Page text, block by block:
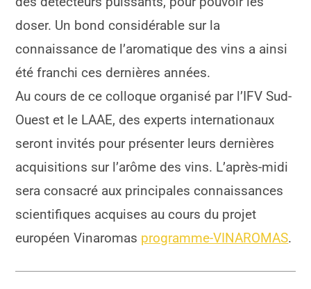
doser. Un bond considérable sur la
connaissance de l’aromatique des vins a ainsi
été franchi ces dernières années.
Au cours de ce colloque organisé par l’IFV Sud-
Ouest et le LAAE, des experts internationaux
seront invités pour présenter leurs dernières
acquisitions sur l’arôme des vins. L’après-midi
sera consacré aux principales connaissances
scientifiques acquises au cours du projet
européen Vinaromas programme-VINAROMAS.